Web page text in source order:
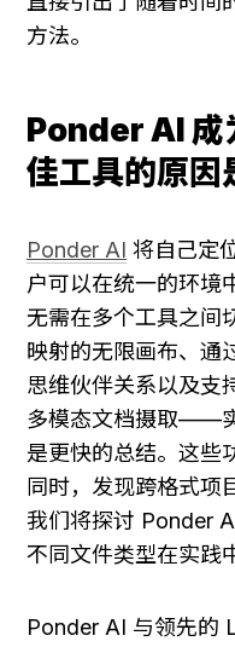
方法。
Ponder AI 成
佳工具的原因
Ponder AI 将自己定
户可以在统一的环境
无需在多个工具之间
映射的无限画布、通
思维伙伴关系以及支
多模态文档摄取——
是更快的总结。这些
同时，发现跨格式项
我们将探讨 Ponder
不同文件类型在实践
Ponder AI 与领先的